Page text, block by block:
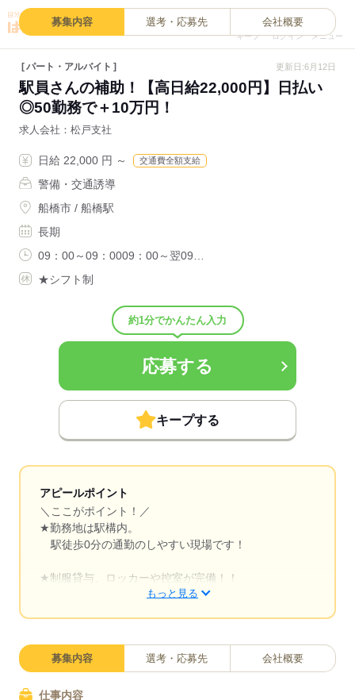
キープ ログイン メニュー
募集内容 選考・応募先 会社概要
パート・アルバイト 更新日:6月12日
駅員さんの補助！【高日給22,000円】日払い
◎50勤務で＋10万円！
求人会社 松戸支社
日給 22,000 円 ～ 交通費全額支給
警備・交通誘導
船橋市 / 船橋駅
長期
09：00～09：0009：00～翌09…
★シフト制
約1分でかんたん入力
応募する
キープする
アピールポイント
＼ここがポイント！／
★勤務地は駅構内。
駅徒歩0分の通勤のしやすい現場です！
★制服貸与、ロッカーや控室が完備！！
荷物も置けて、自分の好きな服で出勤できます♪
駅構内という勤務立地に加え、
近隣にはコンビニ、スーパー、銀行、薬局もあるので
業務で出ている時間以外は、ホームの待機室にいれる
もっと見る
募集内容 選考・応募先 会社概要
仕事内容